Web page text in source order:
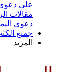
دعوى اليماني كتب
الرد على دعوى